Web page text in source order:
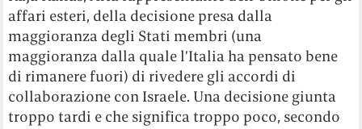
l’Unione europea sospenda tutti i suoi rapporti con
Israele, che sia imposto a tutti gli Stati membri il
divieto di vendere armi allo Stato israeliano e che
vengano intrapresi «sforzi concreti» a sostegno del
Tribunale penale internazionale e della Corte
internazionale di giustizia, entrambe istituzioni